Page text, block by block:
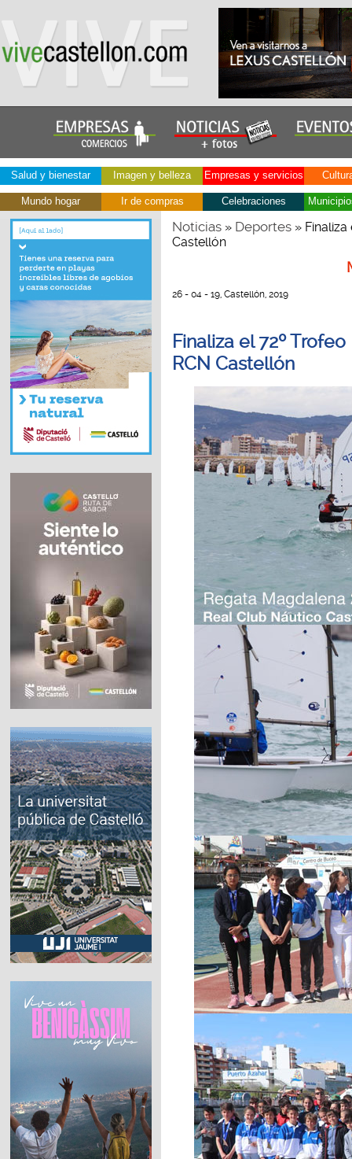
Salud y bienestar Imagen y belleza Empresas y servicios
Mundo hogar Ir de compras Celebraciones
Noticias» Deportes» Finaliza
Castellón
26 - 04 - 19, Castellón, 2019
Finaliza el 72º
RCN Castellón